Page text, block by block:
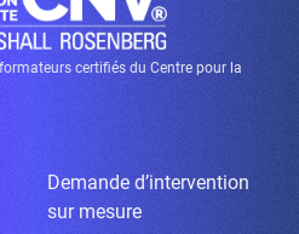
certifiés du Centre pour la
Demande d’intervention
sur mesure